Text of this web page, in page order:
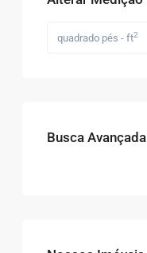
quadrado pés - ft2
Busca Avançada